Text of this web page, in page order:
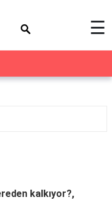
☰
kalkıyor?,